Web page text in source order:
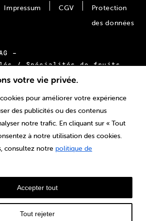
votre vie privée.
pour améliorer votre expérience
des publicités ou des contenus
notre trafic. En cliquant sur « Tout
à notre utilisation des cookies.
consultez notre politique de
Tout rejeter
Accepter tout
–
/ Spécialités de fruits
20
55 00
Impressum CGV
Protection
des données